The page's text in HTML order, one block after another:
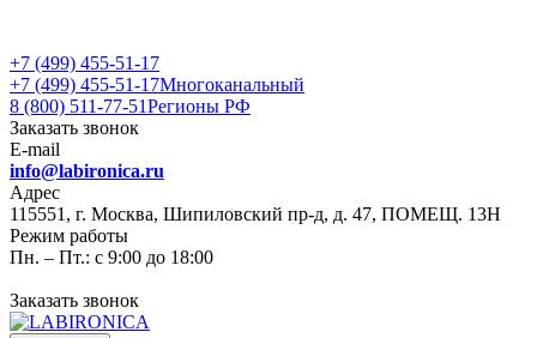
+7 (499) 455-51-17
+7 (499) 455-51-17Многоканальный
8 (800) 511-77-51Регионы РФ
Заказать звонок
E-mail
info@labironica.ru
Адрес
115551, г. Москва, Шипиловский пр-д, д. 47, ПОМЕЩ. 13Н
Режим работы
Пн. – Пт.: с 9:00 до 18:00
Заказать звонок